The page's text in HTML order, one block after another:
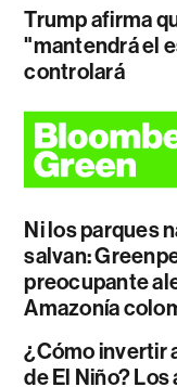
Trump afirma
"mantendrá el
controlará
Ni los parques
salvan:
preocupante
Amazonía
¿Cómo invertir
de El Niño?